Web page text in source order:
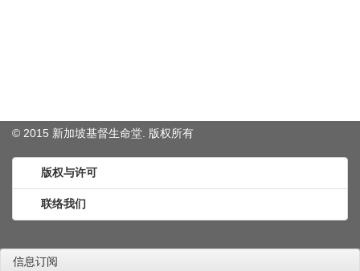
© 2015 新加坡基督生命堂. 版权所有
版权与许可
联络我们
信息订阅